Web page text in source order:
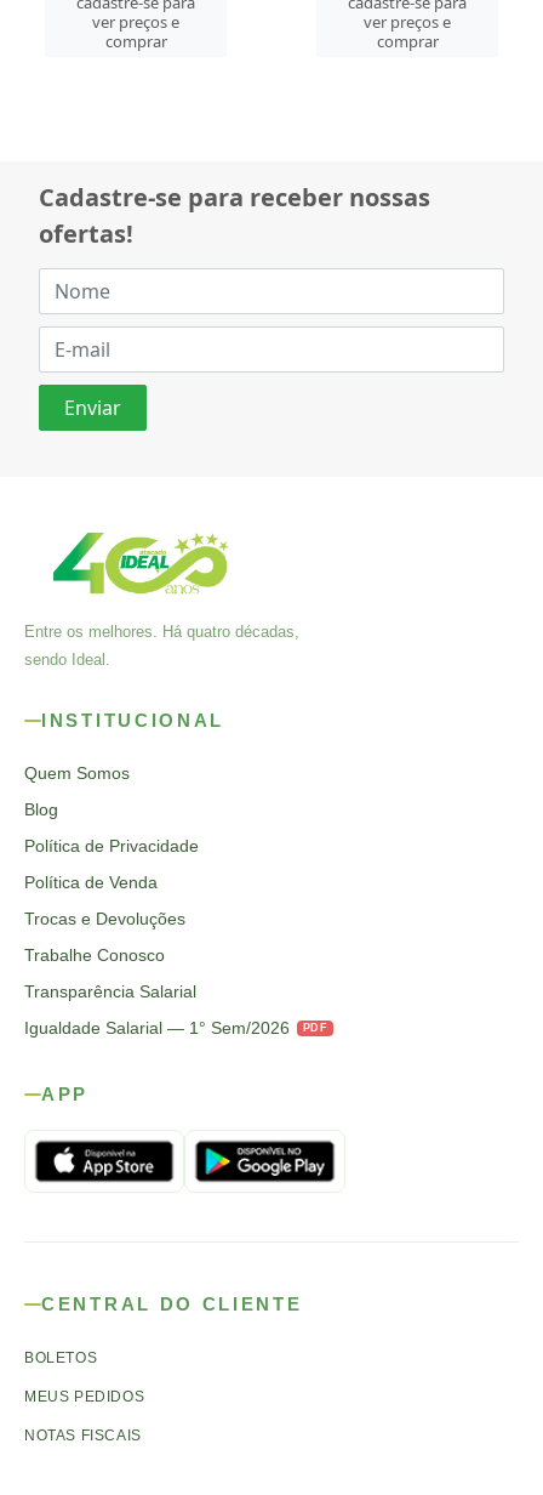
ver preços e
comprar
ver preços e
comprar
Cadastre-se para receber nossas
ofertas!
Entre os melhores. Há quatro décadas,
sendo Ideal.
INSTITUCIONAL
Quem Somos
Blog
Política de Privacidade
Política de Venda
Trocas e Devoluções
Trabalhe Conosco
Transparência Salarial
Igualdade Salarial — 1° Sem/2026
PDF
APP
CENTRAL DO CLIENTE
BOLETOS
MEUS PEDIDOS
NOTAS FISCAIS